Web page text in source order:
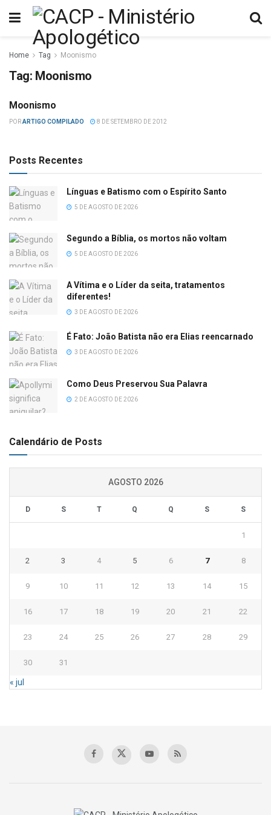
Home Tag Moonismo
Tag: Moonismo
PSEUDOCRISTÃS
Moonismo
PORARTIGO COMPILADO 8 DE SETEMBRO DE 2012
Posts Recentes
Línguas e Batismo com o Espírito Santo
5 DE AGOSTO DE 2026
Segundo a Bíblia, os mortos não voltam
5 DE AGOSTO DE 2026
A Vítima e o Líder da seita, tratamentos
diferentes!
3 DE AGOSTO DE 2026
É Fato: João Batista não era Elias reencarnado
3 DE AGOSTO DE 2026
Como Deus Preservou Sua Palavra
2 DE AGOSTO DE 2026
Calendário de Posts
AGOSTO 2026
D S T Q Q S S
1
2 3 4 5 6 7 8
9 10 11 12 13 14 15
16 17 18 19 20 21 22
23 24 25 26 27 28 29
30 31
« jul